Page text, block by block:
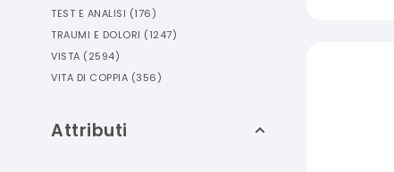
TEST E ANALISI (176)
TRAUMI E DOLORI (1247)
VISTA (2594)
VITA DI COPPIA (356)
Attributi